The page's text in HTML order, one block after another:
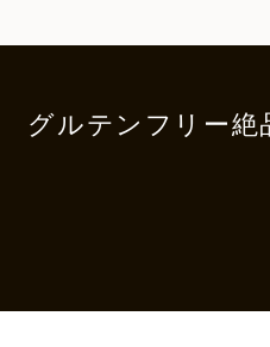
グルテンフリー